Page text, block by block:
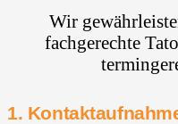
Wir
fachgerechte
1.